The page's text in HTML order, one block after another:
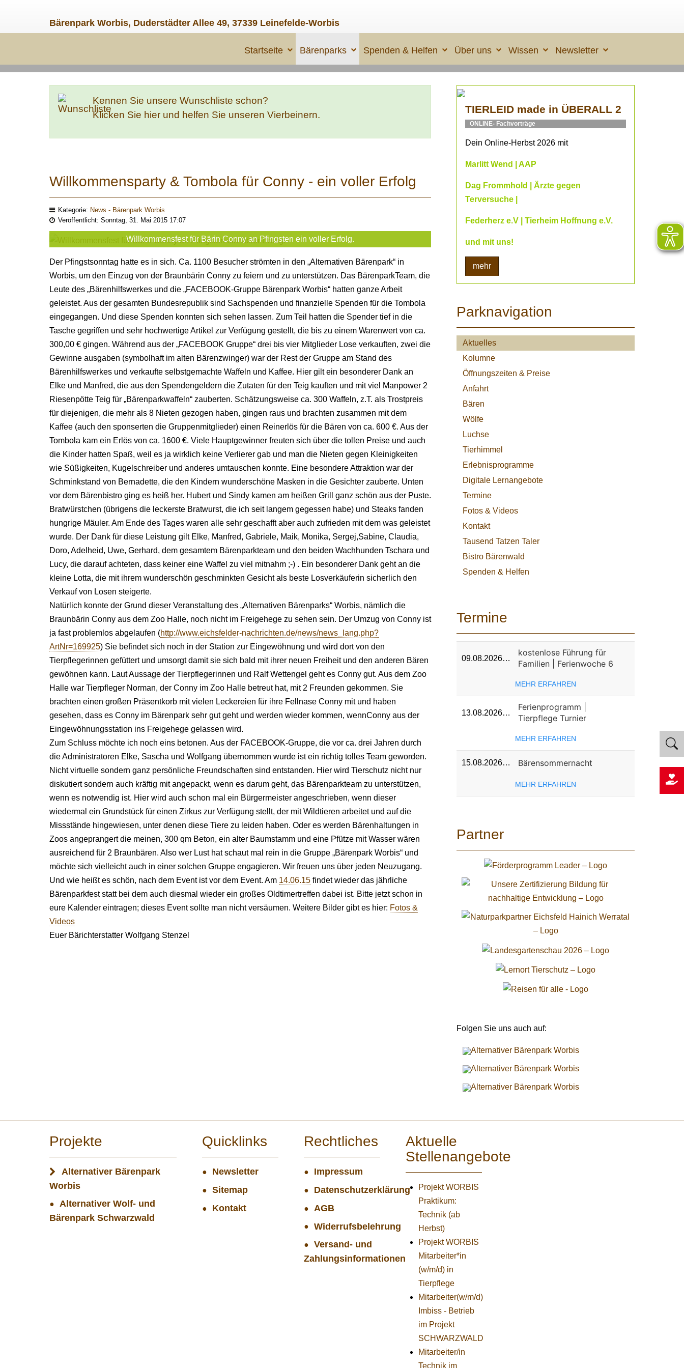
Bärenpark Worbis, Duderstädter Allee 49, 37339 Leinefelde-Worbis
Startseite Bärenparks Spenden & Helfen Über uns Wissen Newsletter
Kennen Sie unsere Wunschliste schon?
Klicken Sie hier und helfen Sie unseren Vierbeinern.
Willkommensparty & Tombola für Conny - ein voller Erfolg
Kategorie: News - Bärenpark Worbis
Veröffentlicht: Sonntag, 31. Mai 2015 17:07
Willkommensfest für Bärin Conny an Pfingsten ein voller Erfolg.
Der Pfingstsonntag hatte es in sich. Ca. 1100 Besucher strömten in den „Alternativen Bärenpark“ in
Worbis, um den Einzug von der Braunbärin Conny zu feiern und zu unterstützen. Das BärenparkTeam, die
Leute des „Bärenhilfswerkes und die „FACEBOOK-Gruppe Bärenpark Worbis“ hatten ganze Arbeit
geleistet. Aus der gesamten Bundesrepublik sind Sachspenden und finanzielle Spenden für die Tombola
eingegangen. Und diese Spenden konnten sich sehen lassen. Zum Teil hatten die Spender tief in die
Tasche gegriffen und sehr hochwertige Artikel zur Verfügung gestellt, die bis zu einem Warenwert von ca.
300,00 € gingen. Während aus der „FACEBOOK Gruppe“ drei bis vier Mitglieder Lose verkauften, zwei die
Gewinne ausgaben (symbolhaft im alten Bärenzwinger) war der Rest der Gruppe am Stand des
Bärenhilfswerkes und verkaufte selbstgemachte Waffeln und Kaffee. Hier gilt ein besonderer Dank an
Elke und Manfred, die aus den Spendengeldern die Zutaten für den Teig kauften und mit viel Manpower 2
Riesenpötte Teig für „Bärenparkwaffeln“ zauberten. Schätzungsweise ca. 300 Waffeln, z.T. als Trostpreis
für diejenigen, die mehr als 8 Nieten gezogen haben, gingen raus und brachten zusammen mit dem
Kaffee (auch den sponserten die Gruppenmitglieder) einen Reinerlös für die Bären von ca. 600 €. Aus der
Tombola kam ein Erlös von ca. 1600 €. Viele Hauptgewinner freuten sich über die tollen Preise und auch
die Kinder hatten Spaß, weil es ja wirklich keine Verlierer gab und man die Nieten gegen Kleinigkeiten
wie Süßigkeiten, Kugelschreiber und anderes umtauschen konnte. Eine besondere Attraktion war der
Schminkstand von Bernadette, die den Kindern wunderschöne Masken in die Gesichter zauberte. Unten
vor dem Bärenbistro ging es heiß her. Hubert und Sindy kamen am heißen Grill ganz schön aus der Puste.
Bratwürstchen (übrigens die leckerste Bratwurst, die ich seit langem gegessen habe) und Steaks fanden
hungrige Mäuler. Am Ende des Tages waren alle sehr geschafft aber auch zufrieden mit dem was geleistet
wurde. Der Dank für diese Leistung gilt Elke, Manfred, Gabriele, Maik, Monika, Sergej,Sabine, Claudia,
Doro, Adelheid, Uwe, Gerhard, dem gesamtem Bärenparkteam und den beiden Wachhunden Tschara und
Lucy, die darauf achteten, dass keiner eine Waffel zu viel mitnahm ;-) . Ein besonderer Dank geht an die
kleine Lotta, die mit ihrem wunderschön geschminkten Gesicht als beste Losverkäuferin sicherlich den
Verkauf von Losen steigerte.
Natürlich konnte der Grund dieser Veranstaltung des „Alternativen Bärenparks“ Worbis, nämlich die
Braunbärin Conny aus dem Zoo Halle, noch nicht im Freigehege zu sehen sein. Der Umzug von Conny ist
ja fast problemlos abgelaufen (http://www.eichsfelder-nachrichten.de/news/news_lang.php?
ArtNr=169925) Sie befindet sich noch in der Station zur Eingewöhnung und wird dort von den
Tierpflegerinnen gefüttert und umsorgt damit sie sich bald mit ihrer neuen Freiheit und den anderen Bären
gewöhnen kann. Laut Aussage der Tierpflegerinnen und Ralf Wettengel geht es Conny gut. Aus dem Zoo
Halle war Tierpfleger Norman, der Conny im Zoo Halle betreut hat, mit 2 Freunden gekommen. Sie
brachten einen großen Präsentkorb mit vielen Leckereien für ihre Fellnase Conny mit und haben
gesehen, dass es Conny im Bärenpark sehr gut geht und werden wieder kommen, wennConny aus der
Eingewöhnungsstation ins Freigehege gelassen wird.
Zum Schluss möchte ich noch eins betonen. Aus der FACEBOOK-Gruppe, die vor ca. drei Jahren durch
die Administratoren Elke, Sascha und Wolfgang übernommen wurde ist ein richtig tolles Team geworden.
Nicht virtuelle sondern ganz persönliche Freundschaften sind entstanden. Hier wird Tierschutz nicht nur
diskutiert sondern auch kräftig mit angepackt, wenn es darum geht, das Bärenparkteam zu unterstützen,
wenn es notwendig ist. Hier wird auch schon mal ein Bürgermeister angeschrieben, wenn dieser
wiedermal ein Grundstück für einen Zirkus zur Verfügung stellt, der mit Wildtieren arbeitet und auf die
Missstände hingewiesen, unter denen diese Tiere zu leiden haben. Oder es werden Bärenhaltungen in
Zoos angeprangert die meinen, 300 qm Beton, ein alter Baumstamm und eine Pfütze mit Wasser wären
ausreichend für 2 Braunbären. Also wer Lust hat schaut mal rein in die Gruppe „Bärenpark Worbis“ und
möchte sich vielleicht auch in einer solchen Gruppe engagieren. Wir freuen uns über jeden Neuzugang.
Und wie heißt es schön, nach dem Event ist vor dem Event. Am 14.06.15 findet wieder das jährliche
Bärenparkfest statt bei dem auch diesmal wieder ein großes Oldtimertreffen dabei ist. Bitte jetzt schon in
eure Kalender eintragen; dieses Event sollte man nicht versäumen. Weitere Bilder gibt es hier: Fotos &
Videos
Euer Bärichterstatter Wolfgang Stenzel
TIERLEID made in ÜBERALL 2
ONLINE- Fachvorträge
Dein Online-Herbst 2026 mit
Marlitt Wend | AAP
Dag Frommhold | Ärzte gegen
Terversuche |
Federherz e.V | Tierheim Hoffnung e.V.
und mit uns!
mehr
Parknavigation
Aktuelles
Kolumne
Öffnungszeiten & Preise
Anfahrt
Bären
Wölfe
Luchse
Tierhimmel
Erlebnisprogramme
Digitale Lernangebote
Termine
Fotos & Videos
Kontakt
Tausend Tatzen Taler
Bistro Bärenwald
Spenden & Helfen
Termine
09.08.2026…
kostenlose Führung für
Familien | Ferienwoche 6
MEHR ERFAHREN
13.08.2026…
Ferienprogramm |
Tierpflege Turnier
MEHR ERFAHREN
15.08.2026… Bärensommernacht
MEHR ERFAHREN
Partner
Folgen Sie uns auch auf:
Projekte
Alternativer Bärenpark
Worbis
Alternativer Wolf- und
Bärenpark Schwarzwald
Quicklinks
Newsletter
Sitemap
Kontakt
Rechtliches
Impressum
Datenschutzerklärung
AGB
Widerrufsbelehrung
Versand- und
Zahlungsinformationen
Aktuelle
Stellenangebote
Projekt WORBIS
Praktikum:
Technik (ab
Herbst)
Projekt WORBIS
Mitarbeiter*in
(w/m/d) in
Tierpflege
Mitarbeiter(w/m/d)
Imbiss - Betrieb
im Projekt
SCHWARZWALD
Mitarbeiter/in
Technik im